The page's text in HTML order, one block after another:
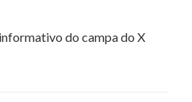
do campa do X